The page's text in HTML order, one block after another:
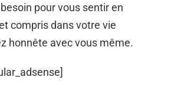
pour vous sentir en
compris dans votre vie
honnête avec vous même.